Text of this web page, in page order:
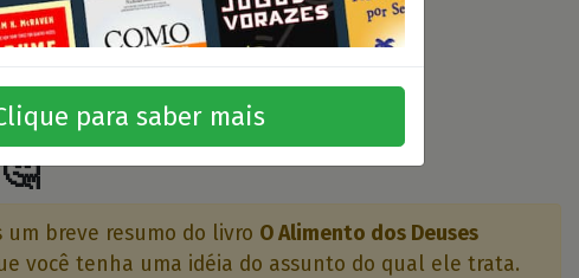
um breve resumo do livro O Alimento dos Deuses
você tenha uma idéia do assunto do qual ele trata.
para saber mais